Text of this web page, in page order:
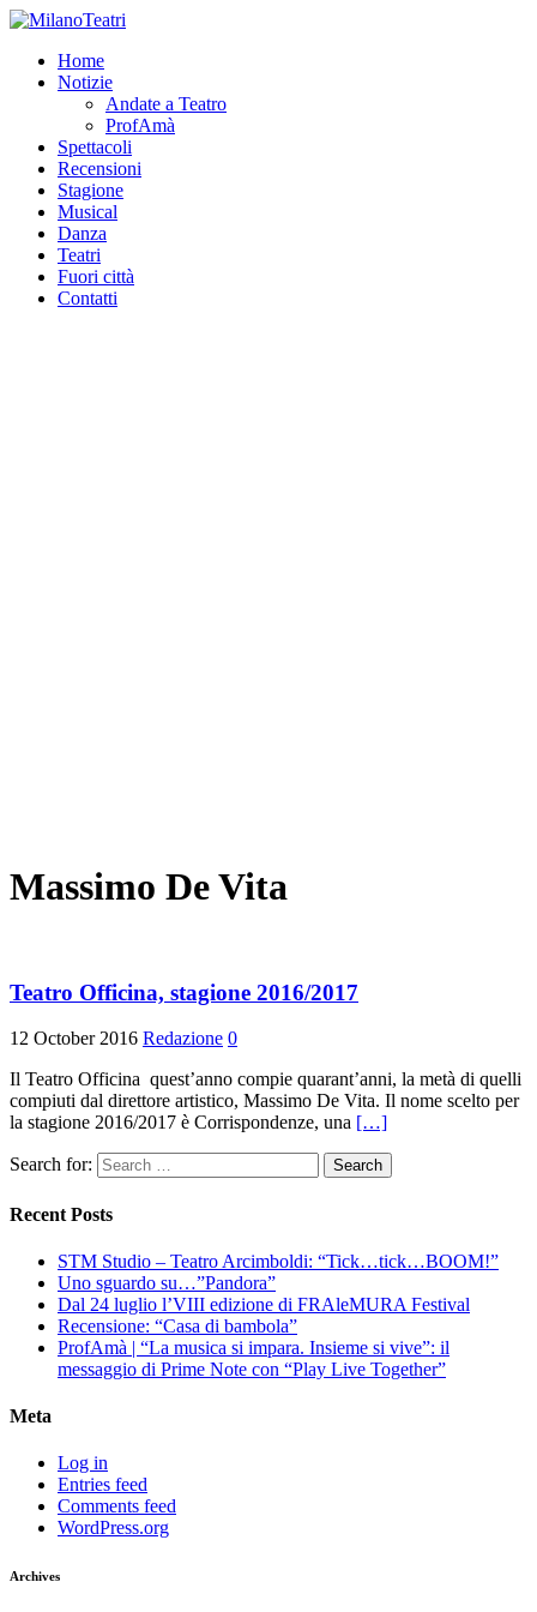
Home
Notizie
Andate a Teatro
ProfAmà
Spettacoli
Recensioni
Stagione
Musical
Danza
Teatri
Fuori città
Contatti
Massimo De Vita
Teatro Officina, stagione 2016/2017
12 October 2016 Redazione 0
Il Teatro Officina quest’anno compie quarant’anni, la metà di quelli
compiuti dal direttore artistico, Massimo De Vita. Il nome scelto per
la stagione 2016/2017 è Corrispondenze, una […]
Search for:
Recent Posts
STM Studio – Teatro Arcimboldi: “Tick…tick…BOOM!”
Uno sguardo su…”Pandora”
Dal 24 luglio l’VIII edizione di FRAleMURA Festival
Recensione: “Casa di bambola”
ProfAmà | “La musica si impara. Insieme si vive”: il
messaggio di Prime Note con “Play Live Together”
Meta
Log in
Entries feed
Comments feed
WordPress.org
Archives